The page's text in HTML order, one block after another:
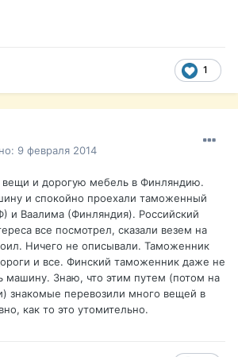
1
9 февраля 2014
вещи и дорогую мебель в Финляндию.
и спокойно проехали таможенный
и Ваалима (Финляндия). Российский
все посмотрел, сказали везем на
Ничего не описывали. Таможенник
и все. Финский таможенник даже не
машину. Знаю, что этим путем (потом на
знакомые перевозили много вещей в
как то это утомительно.